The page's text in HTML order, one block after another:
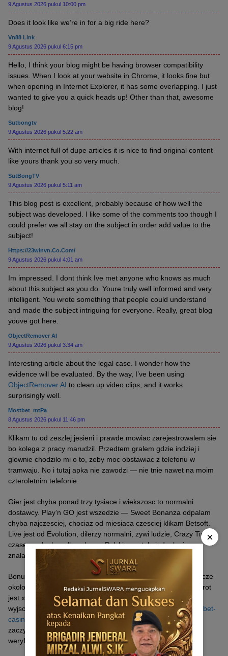
9 Agustus 2026 pukul 10:00 pm
Does it look like we’re in for a big ride here?
Vn88 Link
9 Agustus 2026 pukul 6:15 pm
Hello, I think your blog might be having browser compatibility
issues. When I look at your website in Chrome, it looks fine but
when opening in Internet Explorer, it has some overlapping. I just
wanted to give you a quick heads up! Other than that, awesome
blog!
Sutbongtv
9 Agustus 2026 pukul 5:22 am
With internet full of dupe articles it is nice to find original content
like yours thank you so very much.
SutBongTV
9 Agustus 2026 pukul 5:11 am
This blog post is excellent, probably because of how well the
subject was developed. I like some of the comments too though I
could prefer we all stay on the subject in order add value to the
subject!
Https://23winvn.co.com/
9 Agustus 2026 pukul 4:01 am
Im impressed. I dont think Ive met anyone who knows as much
about this subject as you do. Youre truly well informed and very
intelligent. You wrote something that people could understand
and made the subject intriguing for everyone. Really, great blog
youve got here.
ObjectRemover AI
9 Agustus 2026 pukul 3:34 am
Interesting article about the legal case. I wonder how the
evidence will be evaluated. By the way, I’ve been using
ObjectRemover AI to clean up video clips, and it works
surprisingly well.
Mostbet_mtPa
8 Agustus 2026 pukul 11:46 pm
Klikam tu od zeszlej jesieni i prawde mowiac zarejestrowalem sie
bo kolega z pracy marudzil. Przedtem gralem gdzie indziej i
glownie chodzilo mi o to, zeby moc obstawiac z telefonu w
tramwaju. No i tutaj apka nie zawodzi — nie tnie nawet na moim
czteroletnim telefonie.
Gier jest chyba ponad trzy tysiace i wiekszosc to normalni
dostawcy. Play’n GO jest wszedzie — Sweet Bonanza odpalam
chyba najczesciej, chociaz od miesiaca czesciej klikam Betsoft.
Live jest od Evolution, dilerzy normalni, zywi ludzie, Crazy Time
czasem odpalam dla zabawy. Polskiego stolu jednak nie
znalazlem i to troche szkoda.
Bonus powitalny to 100% od pierwszej wplaty dorzucaja jeszcze
okolo 250 spinow, nie wszystkie naraz — po 50 dziennie. Obrot
jest x60, wiec bez cudow — da sie, tylko nie licz na szybkie
wyjscie. Warunki i biezace promki sprawdzisz nahttps://mostbet-
casino-pol.comjak ktos chce sie wgryzc. Najmniejsza wplata
zaczyna sie od 20 zl, rejestracja zajela mi doslownie minute,
weryfikacja dokumentow poszla w jedna dobe.
×